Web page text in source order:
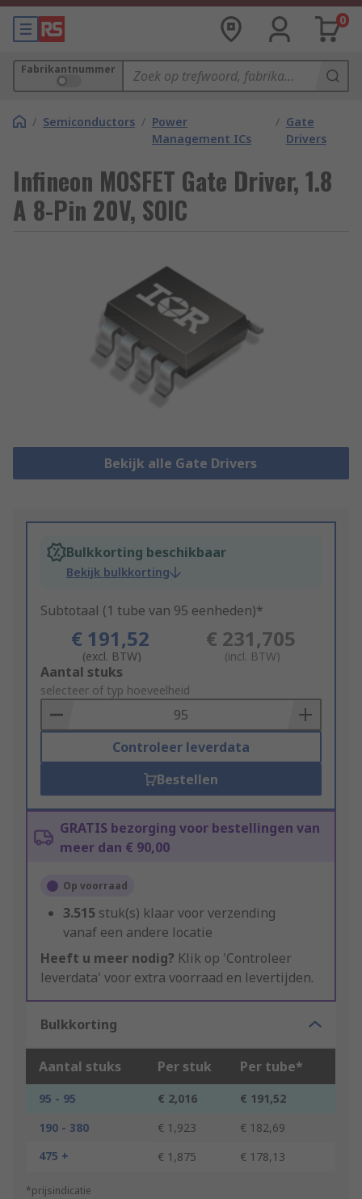
0
Fabrikantnummer
/ Semiconductors / Power
Management ICs
/ Gate
Drivers
Infineon MOSFET Gate Driver, 1.8
A 8-Pin 20V, SOIC
Bekijk alle Gate Drivers
Bulkkorting beschikbaar
Bekijk bulkkorting
Subtotaal (1 tube van 95 eenheden)*
€ 191,52
(excl. BTW)
€ 231,705
(incl. BTW)
Add
to
Basket
Aantal stuks
selecteer of typ hoeveelheid
Controleer leverdata
Bestellen
GRATIS bezorging voor bestellingen van
meer dan € 90,00
Op voorraad
3.515 stuk(s) klaar voor verzending
vanaf een andere locatie
Heeft u meer nodig? Klik op 'Controleer
leverdata' voor extra voorraad en levertijden.
Bulkkorting
Aantal stuks Per stuk Per tube*
95 - 95 € 2,016
€ 191,52
190 - 380
€ 1,923
€ 182,69
475 +
€ 1,875 € 178,13
*prijsindicatie